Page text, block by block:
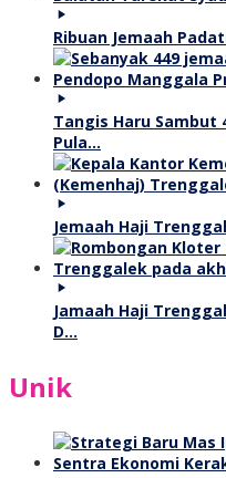
Ribuan Jemaah
Tangis Haru Sambut
Pula…
Jemaah Haji
Jamaah Haji
D…
Unik